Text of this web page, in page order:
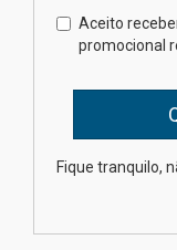
Aceito
promocional
Fique tranquilo,